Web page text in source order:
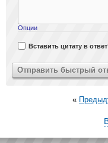
Опции
Вставить цитату в
«